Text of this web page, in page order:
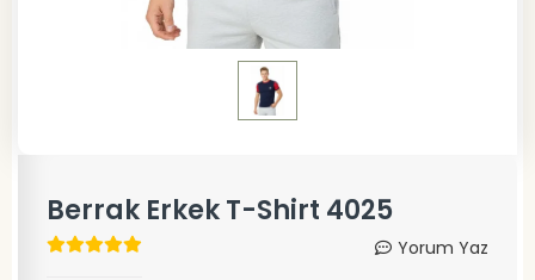
Berrak Erkek T-Shirt 4025
Yorum Yaz